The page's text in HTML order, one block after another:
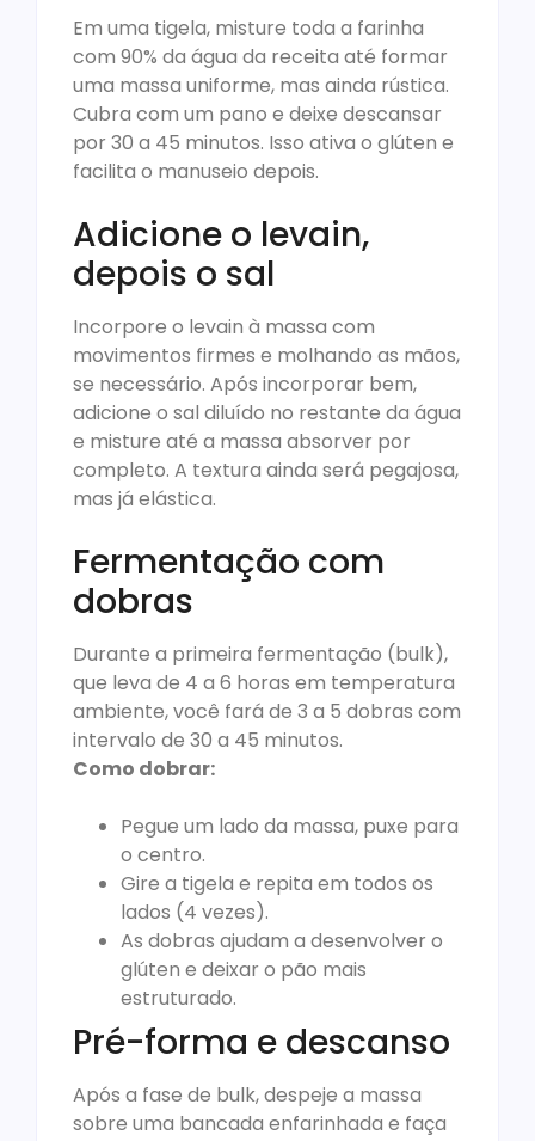
Em uma tigela, misture toda a farinha
com 90% da água da receita até formar
uma massa uniforme, mas ainda rústica.
Cubra com um pano e deixe descansar
por 30 a 45 minutos. Isso ativa o glúten e
facilita o manuseio depois.
Adicione o levain,
depois o sal
Incorpore o levain à massa com
movimentos firmes e molhando as mãos,
se necessário. Após incorporar bem,
adicione o sal diluído no restante da água
e misture até a massa absorver por
completo. A textura ainda será pegajosa,
mas já elástica.
Fermentação com
dobras
Durante a primeira fermentação (bulk),
que leva de 4 a 6 horas em temperatura
ambiente, você fará de 3 a 5 dobras com
intervalo de 30 a 45 minutos.
Como dobrar:
Pegue um lado da massa, puxe para
o centro.
Gire a tigela e repita em todos os
lados (4 vezes).
As dobras ajudam a desenvolver o
glúten e deixar o pão mais
estruturado.
Pré-forma e descanso
Após a fase de bulk, despeje a massa
sobre uma bancada enfarinhada e faça